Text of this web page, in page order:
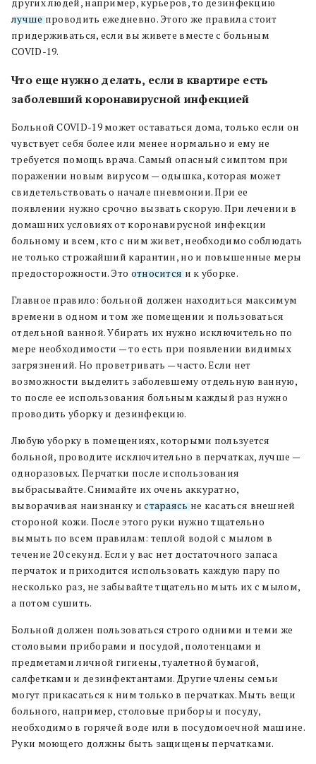
других людей, например, курьеров, то дезинфекцию
лучшепроводить ежедневно. Этого же правила стоит
придерживаться, если вы живете вместе с больным
COVID-19.
Что еще нужно делать, если в квартире есть
заболевший коронавирусной инфекцией
Больной COVID-19 может оставаться дома, только если он
чувствует себя более или менее нормально и ему не
требуется помощь врача. Самый опасный симптом при
поражении новым вирусом — одышка, которая может
свидетельствовать о начале пневмонии. При ее
появлении нужно срочно вызвать скорую. При лечении в
домашних условиях от коронавирусной инфекции
больному и всем, кто с ним живет, необходимо соблюдать
не только строжайший карантин, но и повышенные меры
предосторожности. Это относитсяи к уборке.
Главное правило: больной должен находиться максимум
времени в одном и том же помещении и пользоваться
отдельной ванной. Убирать их нужно исключительно по
мере необходимости — то есть при появлении видимых
загрязнений. Но проветривать — часто. Если нет
возможности выделить заболевшему отдельную ванную,
то после ее использования больным каждый раз нужно
проводить уборку и дезинфекцию.
Любую уборку в помещениях, которыми пользуется
больной, проводите исключительно в перчатках, лучше —
одноразовых. Перчатки после использования
выбрасывайте. Снимайте их очень аккуратно,
выворачивая наизнанку истараясьне касаться внешней
стороной кожи. После этого руки нужно тщательно
вымыть по всем правилам: теплой водой с мылом в
течение 20 секунд. Если у вас нет достаточного запаса
перчаток и приходится использовать каждую пару по
несколько раз, не забывайте тщательно мыть их с мылом,
а потом сушить.
Больной должен пользоваться строго одними и теми же
столовыми приборами и посудой, полотенцами и
предметами личной гигиены, туалетной бумагой,
салфетками и дезинфектантами. Другие члены семьи
могут прикасаться к ним только в перчатках. Мыть вещи
больного, например, столовые приборы и посуду,
необходимо в горячей воде или в посудомоечной машине.
Руки моющего должны быть защищены перчатками.